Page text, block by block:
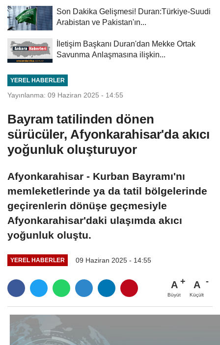
Son Dakika Gelişmesi! Duran:Türkiye-Suudi
Arabistan ve Pakistan'ın...
İletişim Başkanı Duran'dan Mekke Ortak
Savunma Anlaşmasına ilişkin...
YEREL HABERLER
Yayınlanma: 09 Haziran 2025 - 14:55
Bayram tatilinden dönen
sürücüler, Afyonkarahisar'da akıcı
yoğunluk oluşturuyor
Afyonkarahisar - Kurban Bayramı'nı
memleketlerinde ya da tatil bölgelerinde
geçirenlerin dönüşe geçmesiyle
Afyonkarahisar'daki ulaşımda akıcı
yoğunluk oluştu.
YEREL HABERLER 09 Haziran 2025 - 14:55
A
Büyüt
A
Küçült